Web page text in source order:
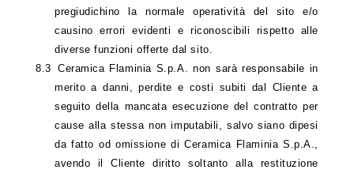
pregiudichino la normale operatività del sito e/o
causino errori evidenti e riconoscibili rispetto alle
diverse funzioni offerte dal sito.
8.3 Ceramica Flaminia S.p.A. non sarà responsabile in
merito a danni, perdite e costi subiti dal Cliente a
seguito della mancata esecuzione del contratto per
cause alla stessa non imputabili, salvo siano dipesi
da fatto od omissione di Ceramica Flaminia S.p.A.,
avendo il Cliente diritto soltanto alla restituzione